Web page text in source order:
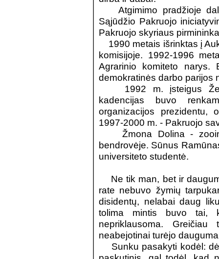
Atgimimo pradžioje
Sąjūdžio Pakruojo
Pakruojo skyriaus
1990 metais išrinktas į
komisijoje. 1992-1996
Agrarinio komiteto
demokratinės darbo parijos
1992 m. įsteigus
kadencijas buvo
organizacijos prezidentu,
1997-2000 m. - Pakruojo
Žmona Dolina -
bendrovėje. Sūnus
universiteto studentė.
Ne tik man, bet ir
rate nebuvo žymių
disidentų, nelabai daug
tolima mintis buvo tai,
nepriklausoma.
neabejotinai turėjo
Sunku pasakyti kodėl: